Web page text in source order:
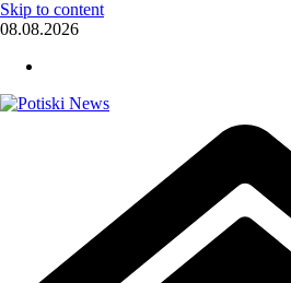
Skip to content
08.08.2026